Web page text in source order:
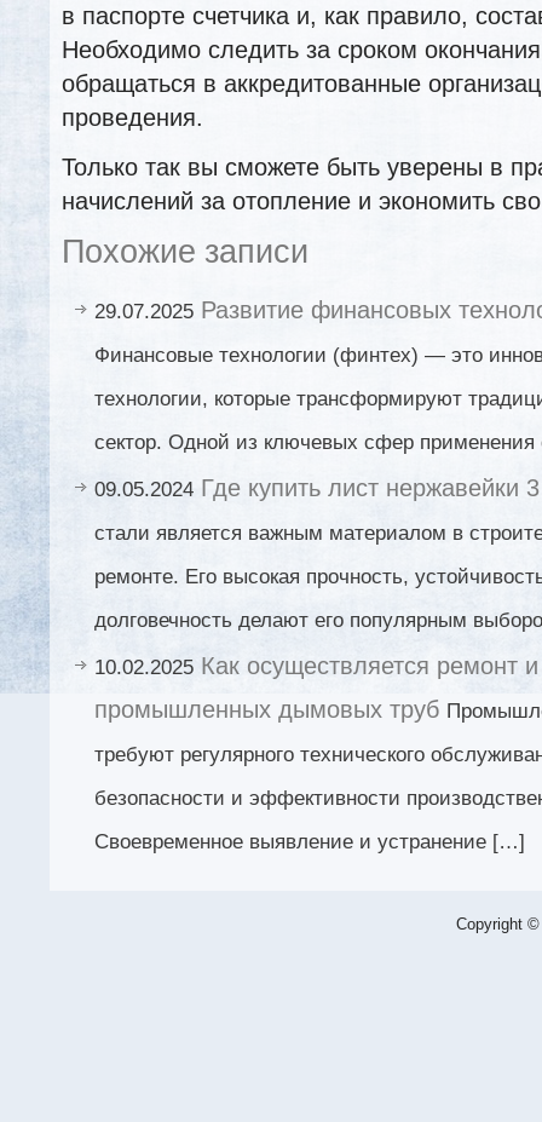
в паспорте счетчика и, как правило,
Необходимо следить за сроком
обращаться в аккредитованные
проведения.
Только так вы сможете быть уверены в
начислений за отопление и экономить
Похожие записи
29.07.2025 Развитие финансовых
Финансовые технологии (финтех) — это
технологии, которые трансформируют
сектор. Одной из ключевых сфер
09.05.2024 Где купить лист нержавейки
стали является важным материалом в
ремонте. Его высокая прочность,
долговечность делают его популярным
10.02.2025 Как осуществляется ремонт
промышленных дымовых труб
требуют регулярного технического
безопасности и эффективности
Своевременное выявление и устранение […]
Copyright ©